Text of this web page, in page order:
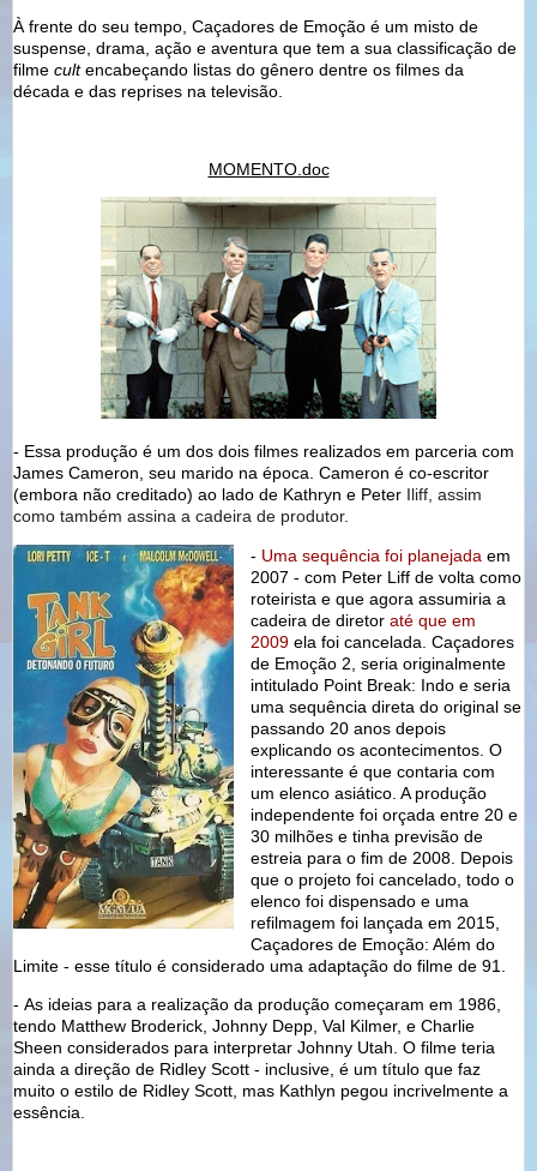
À frente do seu tempo, Caçadores de Emoção é um misto de
suspense, drama, ação e aventura que tem a sua classificação de
filme cultencabeçando listas do gênero dentre os filmes da
década e das reprises na televisão.
MOMENTO.doc
- Essa produção é um dos dois filmes realizados em parceria com
James Cameron, seu marido na época. Cameron é co-escritor
(embora não creditado) ao lado de Kathryn e Peter Iliff, assim
como também assina a cadeira de produtor.
- Uma sequência foi planejada em
2007 - com Peter Liff de volta como
roteirista e que agora assumiria a
cadeira de diretoraté que em
2009 ela foi cancelada. Caçadores
de Emoção 2, seria originalmente
intitulado Point Break: Indo e seria
uma sequência direta do original se
passando 20 anos depois
explicando os acontecimentos. O
interessante é que contaria com
um elenco asiático. A produção
independente foi orçada entre 20 e
30 milhões e tinha previsão de
estreia para o fim de 2008. Depois
que o projeto foi cancelado, todo o
elenco foi dispensado e uma
refilmagem foi lançada em 2015,
Caçadores de Emoção: Além do
Limite - esse título é considerado uma adaptação do filme de 91.
- As ideias para a realização da produção começaram em 1986,
tendo Matthew Broderick, Johnny Depp, Val Kilmer, e Charlie
Sheen considerados para interpretar Johnny Utah. O filme teria
ainda a direção de Ridley Scott - inclusive, é um título que faz
muito o estilo de Ridley Scott, mas Kathlyn pegou incrivelmente a
essência.